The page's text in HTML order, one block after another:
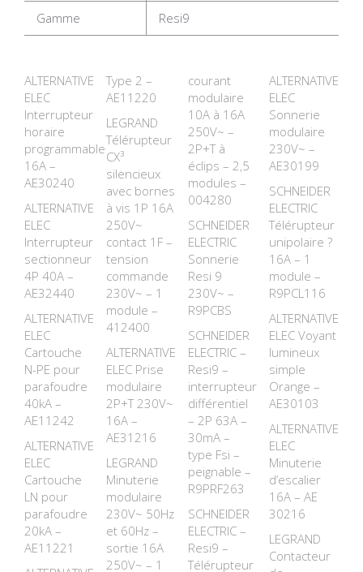
Gamme Resi9
ALTERNATIVE
ELEC
Interrupteur
horaire
programmable
16A –
AE30240
ALTERNATIVE
ELEC
Interrupteur
sectionneur
4P 40A –
AE32440
ALTERNATIVE
ELEC
Cartouche
N-PE pour
parafoudre
40kA –
AE11242
ALTERNATIVE
ELEC
Cartouche
LN pour
parafoudre
20kA –
AE11221
Type 2 –
AE11220
LEGRAND
Télérupteur
CX³
silencieux
avec bornes
à vis 1P 16A
250V~
contact 1F –
tension
commande
230V~ – 1
module –
412400
ALTERNATIVE
ELEC Prise
modulaire
2P+T 230V~
16A –
AE31216
LEGRAND
Minuterie
modulaire
230V~ 50Hz
et 60Hz –
sortie 16A
250V~ – 1
courant
modulaire
10A à 16A
250V~ –
2P+T à
éclips – 2,5
modules –
004280
SCHNEIDER
ELECTRIC
Sonnerie
Resi 9
230V~ –
R9PCBS
SCHNEIDER
ELECTRIC –
Resi9 –
interrupteur
différentiel
– 2P 63A –
30mA –
type Fsi –
peignable –
R9PRF263
SCHNEIDER
ELECTRIC –
Resi9 –
Télérupteur
ALTERNATIVE
ELEC
Sonnerie
modulaire
230V~ –
AE30199
SCHNEIDER
ELECTRIC
Télérupteur
unipolaire ?
16A – 1
module –
R9PCL116
ALTERNATIVE
ELEC Voyant
lumineux
simple
Orange –
AE30103
ALTERNATIVE
ELEC
Minuterie
d’escalier
16A – AE
30216
LEGRAND
Contacteur